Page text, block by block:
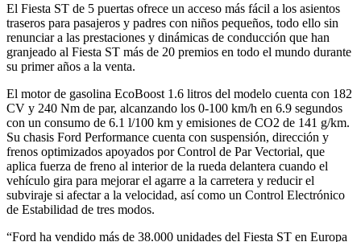
El Fiesta ST de 5 puertas ofrece un acceso más fácil a los asientos
traseros para pasajeros y padres con niños pequeños, todo ello sin
renunciar a las prestaciones y dinámicas de conducción que han
granjeado al Fiesta ST más de 20 premios en todo el mundo durante
su primer años a la venta.
El motor de gasolina EcoBoost 1.6 litros del modelo cuenta con 182
CV y 240 Nm de par, alcanzando los 0-100 km/h en 6.9 segundos
con un consumo de 6.1 l/100 km y emisiones de CO2 de 141 g/km.
Su chasis Ford Performance cuenta con suspensión, dirección y
frenos optimizados apoyados por Control de Par Vectorial, que
aplica fuerza de freno al interior de la rueda delantera cuando el
vehículo gira para mejorar el agarre a la carretera y reducir el
subviraje si afectar a la velocidad, así como un Control Electrónico
de Estabilidad de tres modos.
“Ford ha vendido más de 38.000 unidades del Fiesta ST en Europa